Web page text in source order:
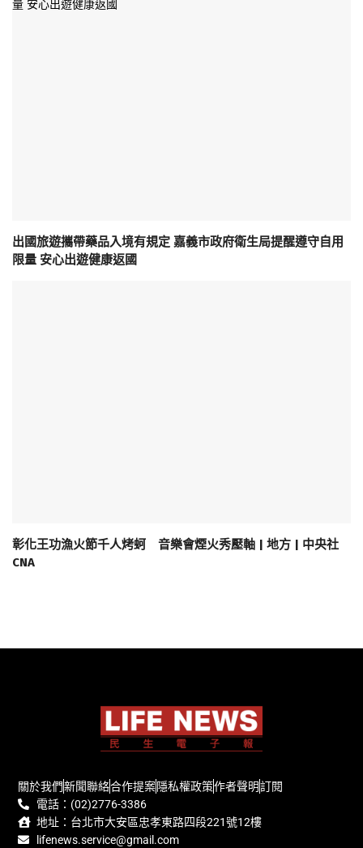
出國旅遊攜帶藥品入境有規定 嘉義市政府衛生局提醒遵守自用
限量 安心出遊健康返國
彰化王功漁火節千人烤蚵 音樂會煙火秀壓軸 | 地方 | 中央社
CNA
關於我們新聞聯絡合作提案隱私權政策作者聲明訂閱
電話：(02)2776-3386
地址：台北市大安區忠孝東路四段221號12樓
lifenews.service@gmail.com